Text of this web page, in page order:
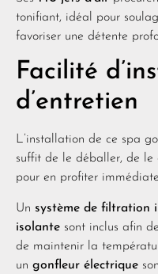
tonifiant, idéal pour
favoriser une détente
Facilité
d’entretien
L’installation de ce spa
suffit de le déballer, de le
pour en profiter
Un système de filtration
isolante sont inclus afin
de maintenir la
un gonfleur électrique